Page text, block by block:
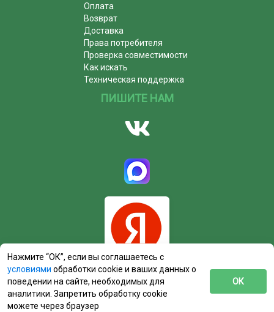
Оплата
Возврат
Доставка
Права потребителя
Проверка совместимости
Как искать
Техническая поддержка
ПИШИТЕ НАМ
Нажмите “ОК”, если вы соглашаетесь с
условиями обработки cookie и ваших данных о
поведении на сайте, необходимых для
аналитики. Запретить обработку cookie
можете через браузер
ОК